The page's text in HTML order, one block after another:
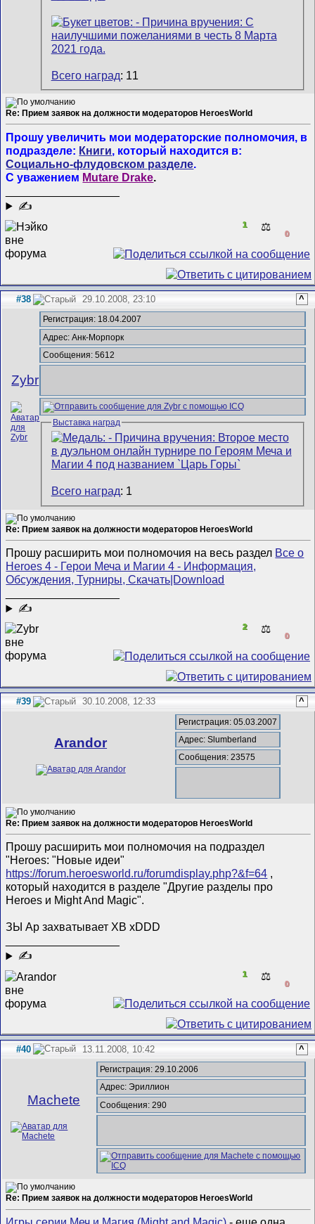
Всего наград: 11
Re: Прием заявок на должности модераторов HeroesWorld
Прошу увеличить мои модераторские полномочия, в
подразделе: Книги, который находится в:
Социально-флудовском разделе.
С уважением Mutare Drake.
✍
1 ⚖️
0
#38 29.10.2008, 23:10 ^
Zybr
Регистрация: 18.04.2007
Адрес: Анк-Морпорк
Сообщения: 5612
Выставка наград
Всего наград: 1
Re: Прием заявок на должности модераторов HeroesWorld
Прошу расширить мои полномочия на весь раздел Все о
Heroes 4 - Герои Меча и Магии 4 - Информация,
Обсуждения, Турниры, Скачать|Download
✍
2 ⚖️
0
#39 30.10.2008, 12:33 ^
Arandor
Регистрация: 05.03.2007
Адрес: Slumberland
Сообщения: 23575
Re: Прием заявок на должности модераторов HeroesWorld
Прошу расширить мои полномочия на подраздел
"Heroes: "Новые идеи"
https://forum.heroesworld.ru/forumdisplay.php?&f=64 ,
который находится в разделе "Другие разделы про
Heroes и Might And Magic".
ЗЫ Ар захватывает ХВ хDDD
✍
1 ⚖️
0
#40 13.11.2008, 10:42 ^
Machete
Регистрация: 29.10.2006
Адрес: Эриллион
Сообщения: 290
Re: Прием заявок на должности модераторов HeroesWorld